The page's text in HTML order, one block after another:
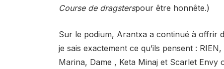
Course de dragsterspour être honnête.)
Sur le podium, Arantxa a continué à offrir
je sais exactement ce qu’ils pensent :
Marina, Dame , Keta Minaj et Scarlet